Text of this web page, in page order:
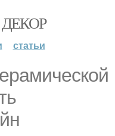
статьи